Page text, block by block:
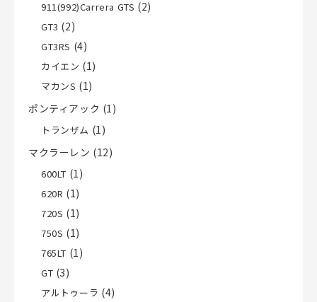
911(992)Carrera GTS (2)
GT3 (2)
GT3RS (4)
カイエン (1)
マカンS (1)
ポンティアック (1)
トランザム (1)
マクラーレン (12)
600LT (1)
620R (1)
720S (1)
750S (1)
765LT (1)
GT (3)
アルトゥーラ (4)